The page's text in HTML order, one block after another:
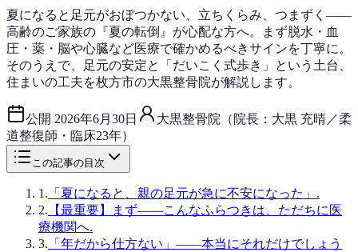
夏になると足元がおぼつかない、立ちくらみ、つまずく——
高齢のご家族の『夏の転倒』が心配な方へ。まず脱水・血
圧・薬・脳や心臓など医療で確かめるべきサインを丁寧に。
そのうえで、足元の安定と「だいこく式歩き」という土台、
住まいの工夫を枚方市の大黒整骨院が解説します。
公開 2026年6月30日
大黒整骨院（院長：大黒 充晴／柔
道整復師・臨床23年）
この記事の目次
1 . 「夏になると、親の足元が急に不安になった」.
2. 【最重要】まず——こんなふらつきは、ただちに医
療機関へ.
3. 「年だから仕方ない」——本当にそれだけでしょう